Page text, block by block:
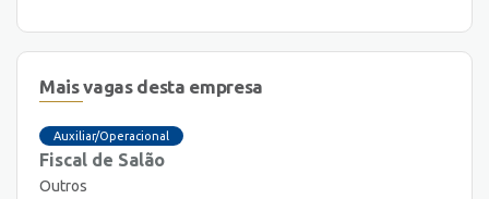
Mais vagas desta empresa
Auxiliar/Operacional
Fiscal de Salão
Outros